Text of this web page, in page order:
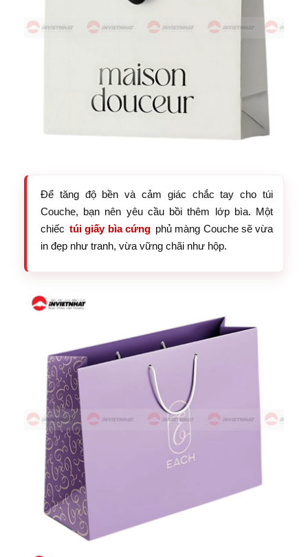
Để tăng độ bền và cảm giác chắc tay cho túi
Couche, bạn nên yêu cầu bồi thêm lớp bìa. Một
chiếc túi giấy bìa cứng phủ màng Couche sẽ vừa
in đẹp như tranh, vừa vững chãi như hộp.